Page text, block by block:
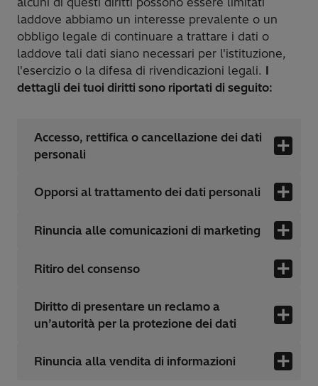
laddove abbiamo un interesse prevalente o un
obbligo legale di continuare a trattare i dati o
laddove tali dati siano necessari per l'istituzione,
l'esercizio o la difesa di rivendicazioni legali. I
dettagli dei tuoi diritti sono riportati di seguito:
Accesso, rettifica o cancellazione dei dati
personali
Opporsi al trattamento dei dati personali
Rinuncia alle comunicazioni di marketing
Ritiro del consenso
Diritto di presentare un reclamo a
un’autorità per la protezione dei dati
Rinuncia alla vendita di informazioni